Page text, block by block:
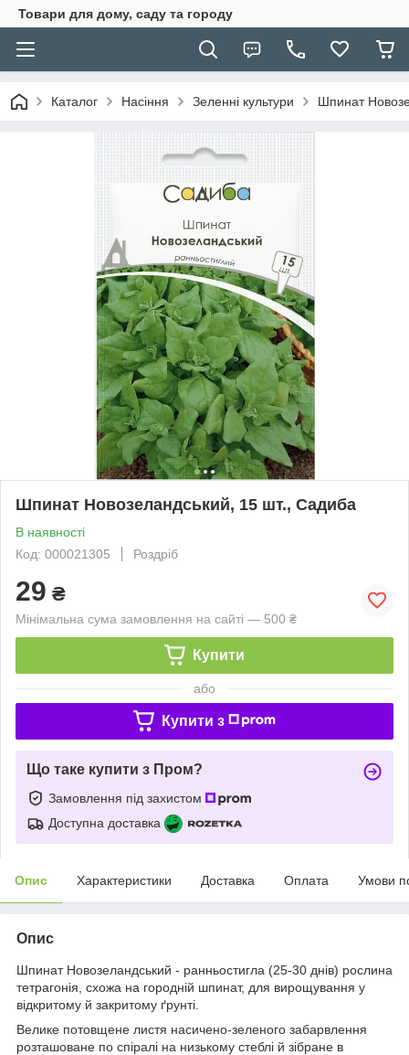
Товари для дому, саду та городу
Каталог Насіння Зеленні культури Шпинат
Шпинат Новозеландський, 15 шт., Садиба
В наявності
Код: 000021305
Роздріб
29 ₴
Мінімальна сума замовлення на сайті — 500 ₴
Купити
або
Купити з
Що таке купити з Пром?
Замовлення під захистом
Доступна доставка
Опис Характеристики Доставка Оплата Умови
Опис
Шпинат Новозеландський - ранньостигла (25-30 днів) рослина
тетрагонія, схожа на городній шпинат, для вирощування у
відкритому й закритому ґрунті.
Велике потовщене листя насичено-зеленого забарвлення
розташоване по спіралі на низькому стеблі й зібране в